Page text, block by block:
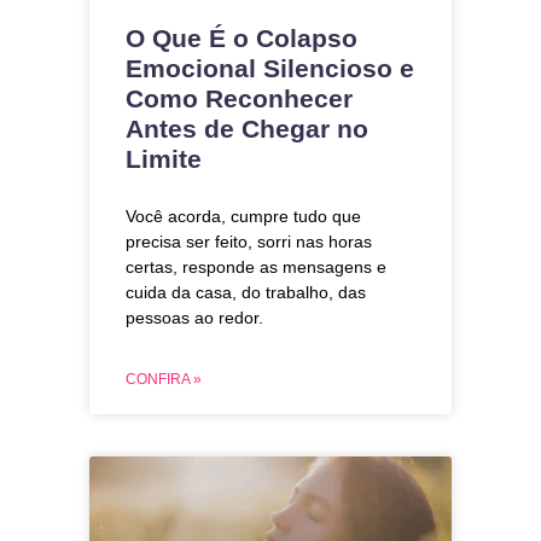
O Que É o Colapso
Emocional Silencioso e
Como Reconhecer
Antes de Chegar no
Limite
Você acorda, cumpre tudo que
precisa ser feito, sorri nas horas
certas, responde as mensagens e
cuida da casa, do trabalho, das
pessoas ao redor.
CONFIRA »